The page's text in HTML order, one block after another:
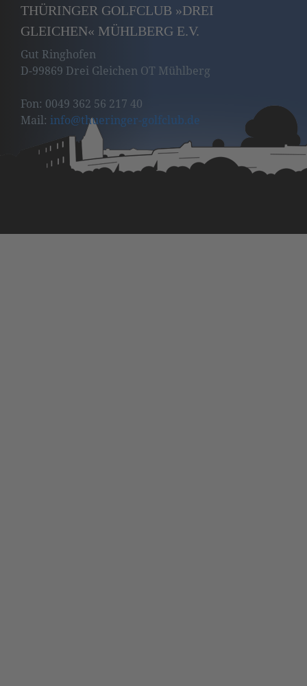
THÜRINGER GOLFCLUB »DREI
GLEICHEN« MÜHLBERG E.V.
Gut Ringhofen
D-99869 Drei Gleichen OT Mühlberg
Fon: 0049 362 56 217 40
Mail: info@thueringer-golfclub.de